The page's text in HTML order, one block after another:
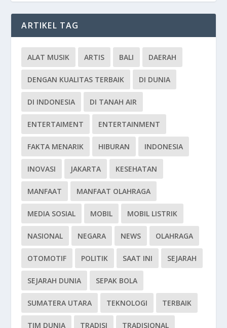
ARTIKEL TAG
ALAT MUSIK ARTIS BALI DAERAH
DENGAN KUALITAS TERBAIK DI DUNIA
DI INDONESIA DI TANAH AIR
ENTERTAIMENT ENTERTAINMENT
FAKTA MENARIK HIBURAN INDONESIA
INOVASI JAKARTA KESEHATAN
MANFAAT MANFAAT OLAHRAGA
MEDIA SOSIAL MOBIL MOBIL LISTRIK
NASIONAL NEGARA NEWS OLAHRAGA
OTOMOTIF POLITIK SAAT INI SEJARAH
SEJARAH DUNIA SEPAK BOLA
SUMATERA UTARA TEKNOLOGI TERBAIK
TIM DUNIA TRADISI TRADISIONAL